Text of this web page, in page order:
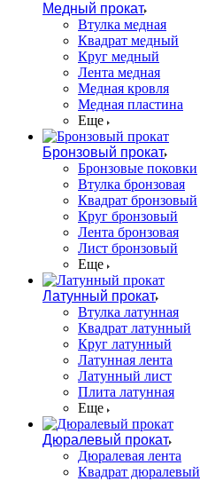
Медный прокат
Втулка медная
Квадрат медный
Круг медный
Лента медная
Медная кровля
Медная пластина
Еще
Бронзовый прокат
Бронзовые поковки
Втулка бронзовая
Квадрат бронзовый
Круг бронзовый
Лента бронзовая
Лист бронзовый
Еще
Латунный прокат
Втулка латунная
Квадрат латунный
Круг латунный
Латунная лента
Латунный лист
Плита латунная
Еще
Дюралевый прокат
Дюралевая лента
Квадрат дюралевый